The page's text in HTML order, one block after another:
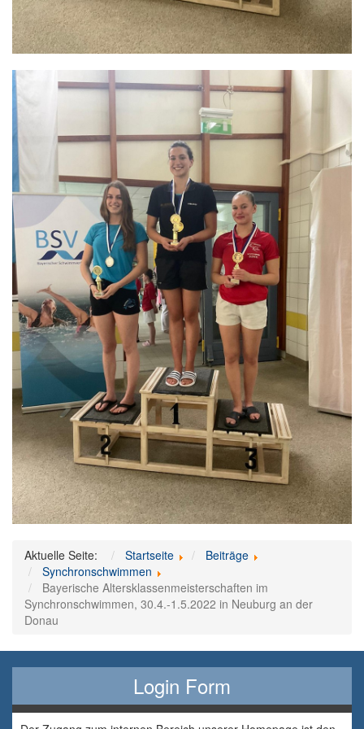
Aktuelle Seite: Startseite
Beiträge
Synchronschwimmen
Bayerische Altersklassenmeisterschaften im
Synchronschwimmen, 30.4.-1.5.2022 in Neuburg an der
Donau
Login Form